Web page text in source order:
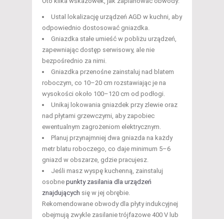
Ustal lokalizację urządzeń AGD w kuchni, aby
odpowiednio dostosować gniazdka.
Gniazdka stałe umieść w pobliżu urządzeń,
zapewniając dostęp serwisowy, ale nie
bezpośrednio za nimi.
Gniazdka przenośne zainstaluj nad blatem
roboczym, co 10–20 cm rozstawiając je na
wysokości około 100–120 cm od podłogi.
Unikaj lokowania gniazdek przy zlewie oraz
nad płytami grzewczymi, aby zapobiec
ewentualnym zagrożeniom elektrycznym.
Planuj przynajmniej dwa gniazda na każdy
metr blatu roboczego, co daje minimum 5–6
gniazd w obszarze, gdzie pracujesz.
Jeśli masz wyspę kuchenną, zainstaluj
osobne punkty zasilania dla urządzeń
znajdujących się w jej obrębie.
Rekomendowane obwody dla płyty indukcyjnej
obejmują zwykle zasilanie trójfazowe 400 V lub